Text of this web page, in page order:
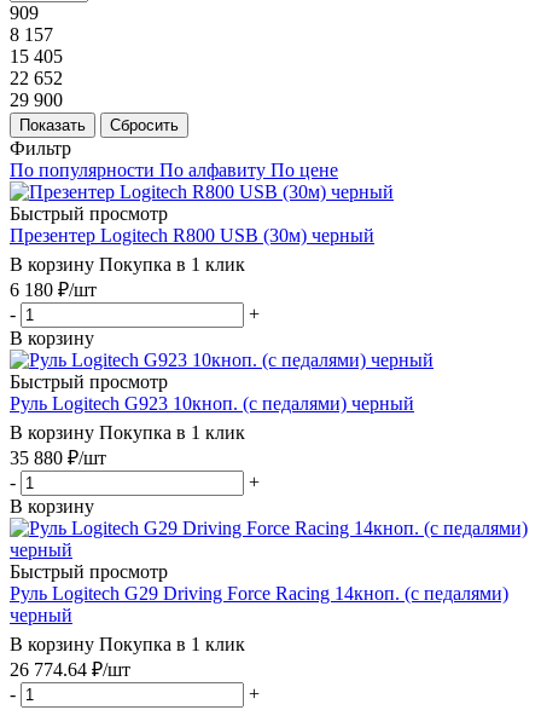
909
8 157
15 405
22 652
29 900
Показать Сбросить
Фильтр
По популярности По алфавиту По цене
Быстрый просмотр
Презентер Logitech R800 USB (30м) черный
В корзину Покупка в 1 клик
6 180 ₽/шт
-
+
В корзину
Быстрый просмотр
Руль Logitech G923 10кноп. (с педалями) черный
В корзину Покупка в 1 клик
35 880 ₽/шт
-
+
В корзину
Быстрый просмотр
Руль Logitech G29 Driving Force Racing 14кноп. (с педалями)
черный
В корзину Покупка в 1 клик
26 774.64 ₽/шт
-
+